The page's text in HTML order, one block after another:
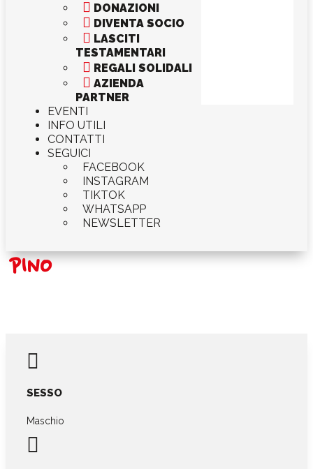
 DONAZIONI
 DIVENTA SOCIO
 LASCITI
TESTAMENTARI
 REGALI SOLIDALI
 AZIENDA
PARTNER
EVENTI
INFO UTILI
CONTATTI
SEGUICI
FACEBOOK
INSTAGRAM
TIKTOK
WHATSAPP
NEWSLETTER
PINO

SESSO
Maschio
